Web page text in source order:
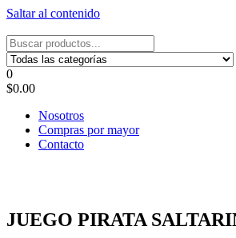
Saltar al contenido
Tel: 22087679 – Cel: 097 822122 – Joaquín
0
$0.00
Nosotros
Compras por mayor
Contacto
JUEGO PIRATA